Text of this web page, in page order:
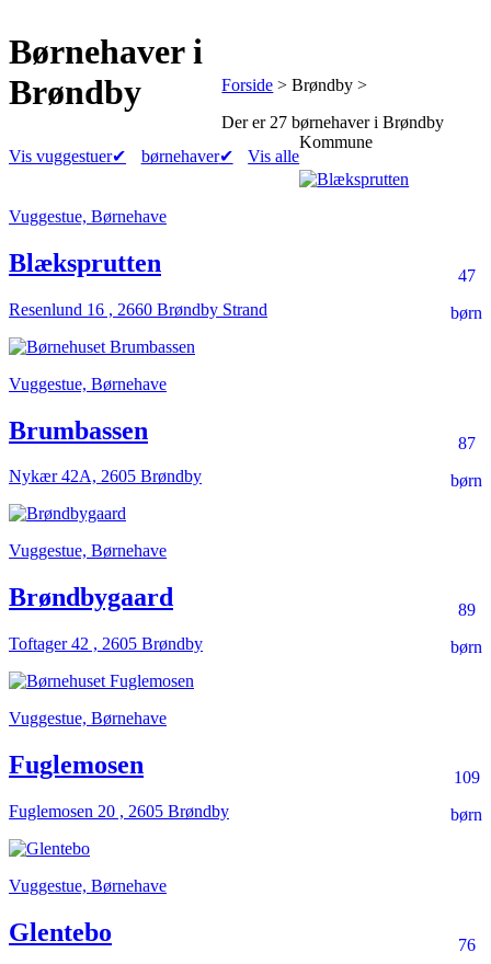
Børnehaveri
Brøndby
Vis vuggestuer✔ børnehaver✔ Vis alle
Forside > Brøndby >
Der er 27 børnehaveri Brøndby
Kommune
Vuggestue, Børnehave
47
børn
Blæksprutten
Resenlund 16 , 2660 Brøndby Strand
Vuggestue, Børnehave
87
børn
Brumbassen
Nykær 42A, 2605 Brøndby
Vuggestue, Børnehave
89
børn
Brøndbygaard
Toftager 42 , 2605 Brøndby
Vuggestue, Børnehave
109
børn
Fuglemosen
Fuglemosen 20 , 2605 Brøndby
Vuggestue, Børnehave
76
Glentebo